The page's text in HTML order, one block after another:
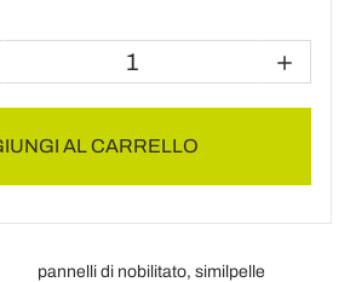
AL CARRELLO
pannelli di nobilitato, similpelle